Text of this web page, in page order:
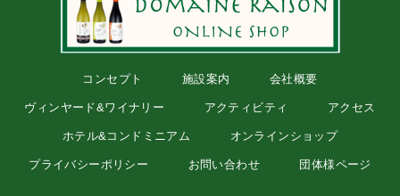
コンセプト 施設案内 会社概要
ヴィンヤード&ワイナリー アクティビティ アクセス
ホテル&コンドミニアム オンラインショップ
プライバシーポリシー お問い合わせ 団体様ページ